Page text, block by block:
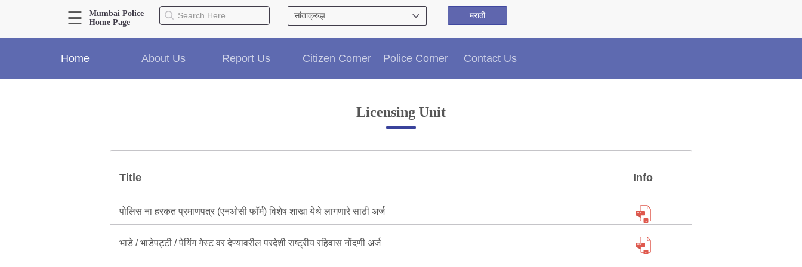
Home About Us Report Us Citizen Corner Police Corner Contact Us
☰
Mumbai Police
Home Page
मराठी
×
About Us
Home
Mumbai Police Map
Citizen′s Corner
Police Clearance Services
Right To Information
Passport Status
Useful websites
Safety Tips
DCP Visits
Help Us
Tenders
Police Corner
Police Foundation
Miscellaneous
Licensing Unit
Title Info
पोलिस ना हरकत प्रमाणपत्र (एनओसी फॉर्म) विशेष शाखा येथे लागणारे साठी अर्ज
भाडे / भाडेपट्टी / पेयिंग गेस्ट वर देण्यावरील परदेशी राष्ट्रीय रहिवास नोंदणी अर्ज